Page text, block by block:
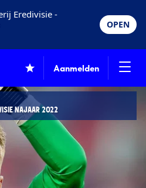
Eredivisie -
OPEN
Aanmelden
NAJAAR 2022